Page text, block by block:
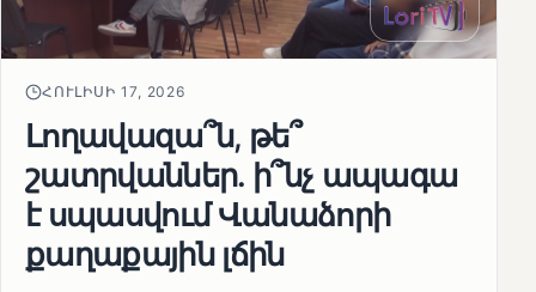
ՀՈՒԼԻՍԻ 17, 2026
Լողավազա՞ն, թե՞
շատրվաններ. ի՞նչ ապագա
է սպասվում Վանաձորի
քաղաքային լճին